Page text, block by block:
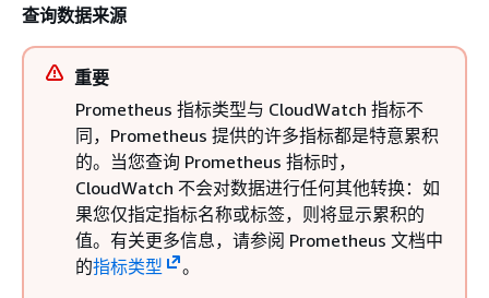
查询数据来源
重要
Prometheus 指标类型与 CloudWatch 指标不
同，Prometheus 提供的许多指标都是特意累积
的。当您查询 Prometheus 指标时，
CloudWatch 不会对数据进行任何其他转换：如
果您仅指定指标名称或标签，则将显示累积的
值。有关更多信息，请参阅 Prometheus 文档中
的指标类型
。